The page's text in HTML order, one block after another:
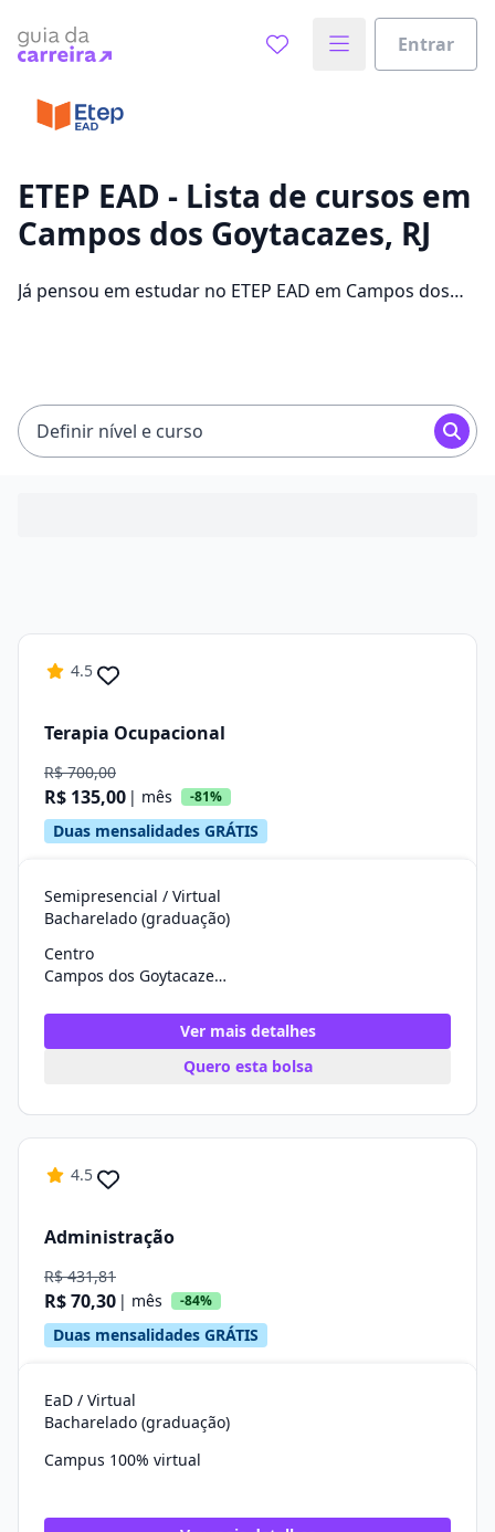
Entrar
Vamos te guiar no caminho ideal para seus estudos
Sim, já sei
ETEP EAD - Lista de cursos em
Campos dos Goytacazes, RJ
Já pensou em estudar no ETEP EAD em Campos dos
Definir nível e curso
4.5
Terapia Ocupacional
R$ 700,00
R$ 135,00 | mês -81%
Duas mensalidades GRÁTIS
Semipresencial / Virtual
Bacharelado (graduação)
Centro
Campos dos Goytacazes/RJ
Ver mais detalhes
Quero esta bolsa
4.5
Administração
R$ 431,81
R$ 70,30 | mês -84%
Duas mensalidades GRÁTIS
EaD / Virtual
Bacharelado (graduação)
Campus 100% virtual